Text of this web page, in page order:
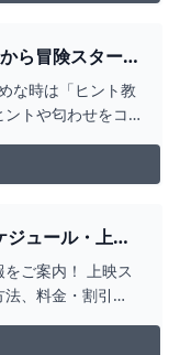
ら冒険スター
ブ ザ キングダ
〗 - YOUTUBE
な時は「ヒント教
トや匂わせをコ
コン苦手です。そ
てね！✦✦
ュール・上映
ご案内！ 上映ス
、料金・割引